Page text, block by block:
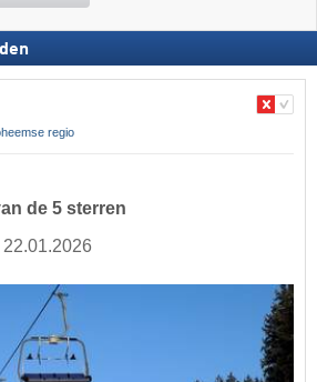
regio
de 5 sterren